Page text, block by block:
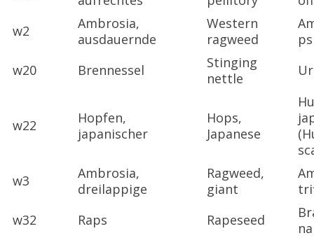
w2
Ambrosia,
ausdauernde
Western
ragweed
w20
Brennessel
Stinging
nettle
w22
Hopfen,
japanischer
Hops,
Japanese
w3
Ambrosia,
dreilappige
Ragweed,
giant
w32
Raps Rapeseed